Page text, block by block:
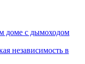
доме с дымоходом
независимость в